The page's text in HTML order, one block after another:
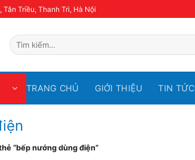
Triều, Thanh Trì, Hà Nội
Tìm
kiếm:
TRANG CHỦ GIỚI THIỆU TIN TỨC
“bếp nướng dùng điện”